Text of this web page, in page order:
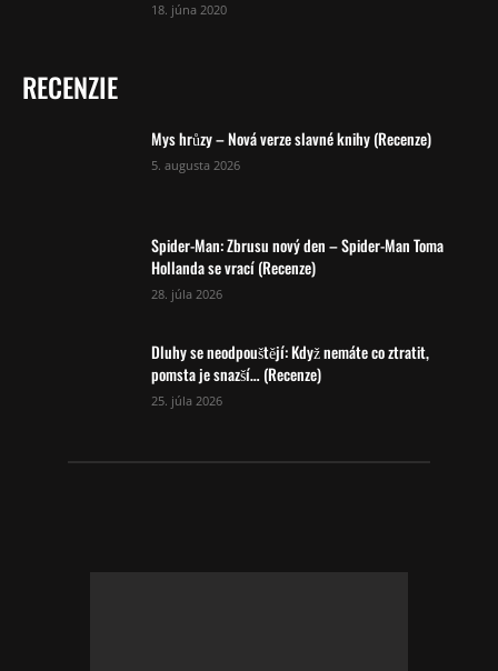
18. júna 2020
RECENZIE
Mys hrůzy – Nová verze slavné knihy (Recenze)
5. augusta 2026
Spider-Man: Zbrusu nový den – Spider-Man Toma
Hollanda se vrací (Recenze)
28. júla 2026
Dluhy se neodpouštějí: Když nemáte co ztratit,
pomsta je snazší… (Recenze)
25. júla 2026